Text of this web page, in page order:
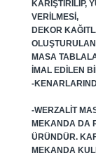
KARIŞTIRILIP,
VERILMESI,
DEKOR
MASA
IMAL EDILEN
-
-WERZALIT
MEKANDA DA
ÜRÜNDÜR.
MEKANDA